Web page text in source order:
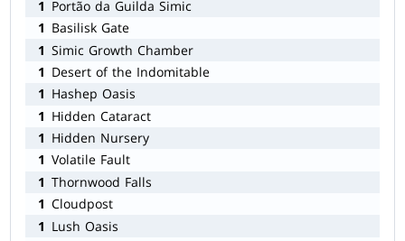
1 Portão da Guilda Simic
1 Basilisk Gate
1 Simic Growth Chamber
1 Desert of the Indomitable
1 Hashep Oasis
1 Hidden Cataract
1 Hidden Nursery
1 Volatile Fault
1 Thornwood Falls
1 Cloudpost
1 Lush Oasis